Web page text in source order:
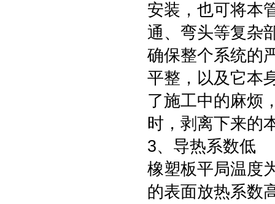
安装，也可将本
通、弯头等复杂
确保整个系统的
平整，以及它本
了施工中的麻烦
时，剥离下来的
3、导热系数低
橡塑板平局温度
的表面放热系数